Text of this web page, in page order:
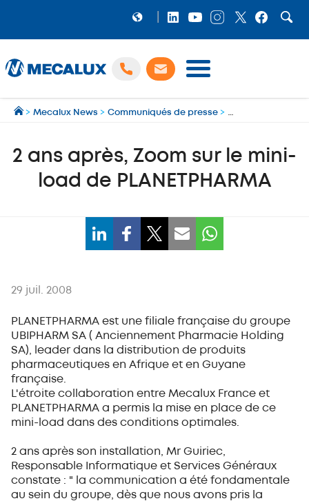
LOGICIELS
MECALUX NEWS
NOS RÉFÉRENCES
MECALUX LAB
> Mecalux News > Communiqués de presse >
2 ans après, Zoom sur le mini-
load de PLANETPHARMA
29 juil. 2008
PLANETPHARMA est une filiale française du groupe
UBIPHARM SA ( Anciennement Pharmacie Holding
SA), leader dans la distribution de produits
pharmaceutiques en Afrique et en Guyane
française.
L'étroite collaboration entre Mecalux France et
PLANETPHARMA a permis la mise en place de ce
mini-load dans des conditions optimales.
2 ans après son installation, Mr Guiriec,
Responsable Informatique et Services Généraux
constate : " la communication a été fondamentale
au sein du groupe, dès que nous avons pris la